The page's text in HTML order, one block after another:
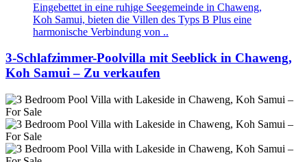
Eingebettet in eine ruhige Seegemeinde in Chaweng,
Koh Samui, bieten die Villen des Typs B Plus eine
harmonische Verbindung von ..
3-Schlafzimmer-Poolvilla mit Seeblick in Chaweng,
Koh Samui – Zu verkaufen